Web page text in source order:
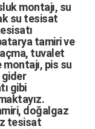
montajı, su
su tesisat
tamirive
, tuvalet
montajı, pis su
gider
gibi
doğalgaz
tesisat